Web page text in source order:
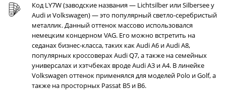
Код LY7W (заводские названия — Lichtsilber или Silbersee у
Audi и Volkswagen) — это популярный светло-серебристый
металлик. Данный оттенок массово использовался
немецким концерном VAG. Его можно встретить на
седанах бизнес-класса, таких как Audi A6 и Audi A8,
популярных кроссоверах Audi Q7, а также на семейных
универсалах и хэтчбеках вроде Audi A3 и A4. В линейке
Volkswagen оттенок применялся для моделей Polo и Golf, а
также на просторных Passat B5 и B6.